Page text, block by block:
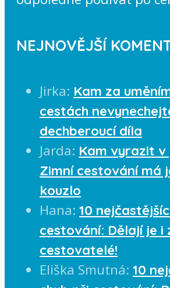
NEJNOVĚJŠÍ
Jirka: Kam za
cestách
dechberoucí díla
Jarda: Kam vyrazit v
Zimní cestování má
kouzlo
Hana: 10
cestování: Dělají je i
cestovatelé!
Eliška Smutná: 10